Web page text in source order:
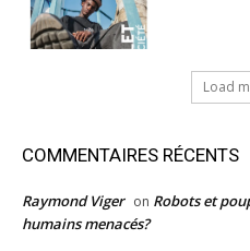
Load
COMMENTAIRES RÉCENTS
Raymond Viger on Robots et
humains menacés?